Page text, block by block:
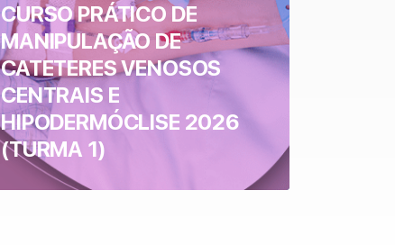
CURSO PRÁTICO DE
MANIPULAÇÃO DE
CATETERES VENOSOS
CENTRAIS E
HIPODERMÓCLISE 2026
(TURMA 1)